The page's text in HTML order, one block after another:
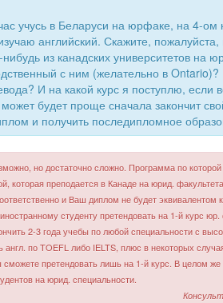
учусь в Беларуси на юрфаке, на 4-ом
английский. Скажите,
нибудь из канадских университетов на
с ним (желательно в
И на какой курс я поступлю, если
будет проще сначала закончит
и получить последипломное
но достаточно сложно. Программа по
которая преподается в Канаде на юрид.
и Ваш диплом не будет эквивалентом
студенту претендовать на 1-й курс юр.
2-3 года учебы по любой специальности с
англ. по TOEFL либо IELTS, плюс в некоторых
претендовать лишь на 1-й курс. В целом же
на юрид. специальности.